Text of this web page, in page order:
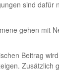
sind dafür
gehen mit
Beitrag
Zusätzlich